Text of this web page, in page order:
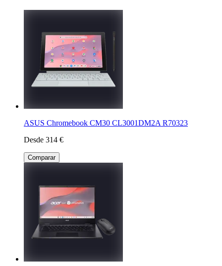
ASUS Chromebook CM30 CL3001DM2A R70323
Desde 314 €
Comparar